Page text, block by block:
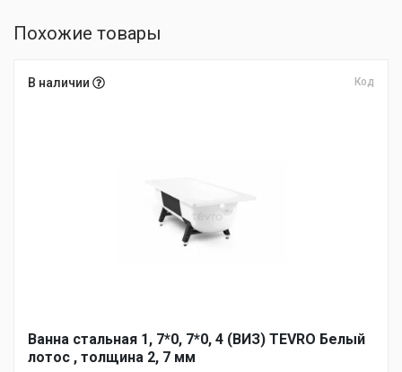
Похожие товары
В наличии Код
Ванна стальная 1, 7*0, 7*0, 4 (ВИЗ) TEVRO Белый
лотос , толщина 2, 7 мм